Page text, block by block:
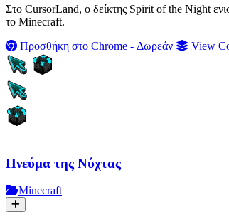
Στο CursorLand, ο δείκτης Spirit of the Night
το Minecraft.
Προσθήκη στο Chrome - Δωρεάν
View
Πνεύμα της Νύχτας
Minecraft